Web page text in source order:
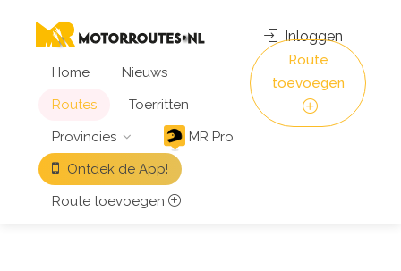
Home
Nieuws
Routes
Toerritten
Provincies
MR Pro
Ontdek de App!
Route toevoegen
Inloggen
Route
toevoegen